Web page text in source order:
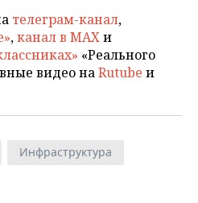
телеграм-канал,
,канал в MAXи
«Реального
видео наRutube и
Инфраструктура